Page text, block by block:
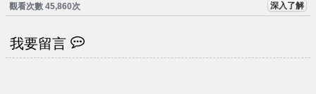
觀看次數 45,860次 深入了解
我要留言